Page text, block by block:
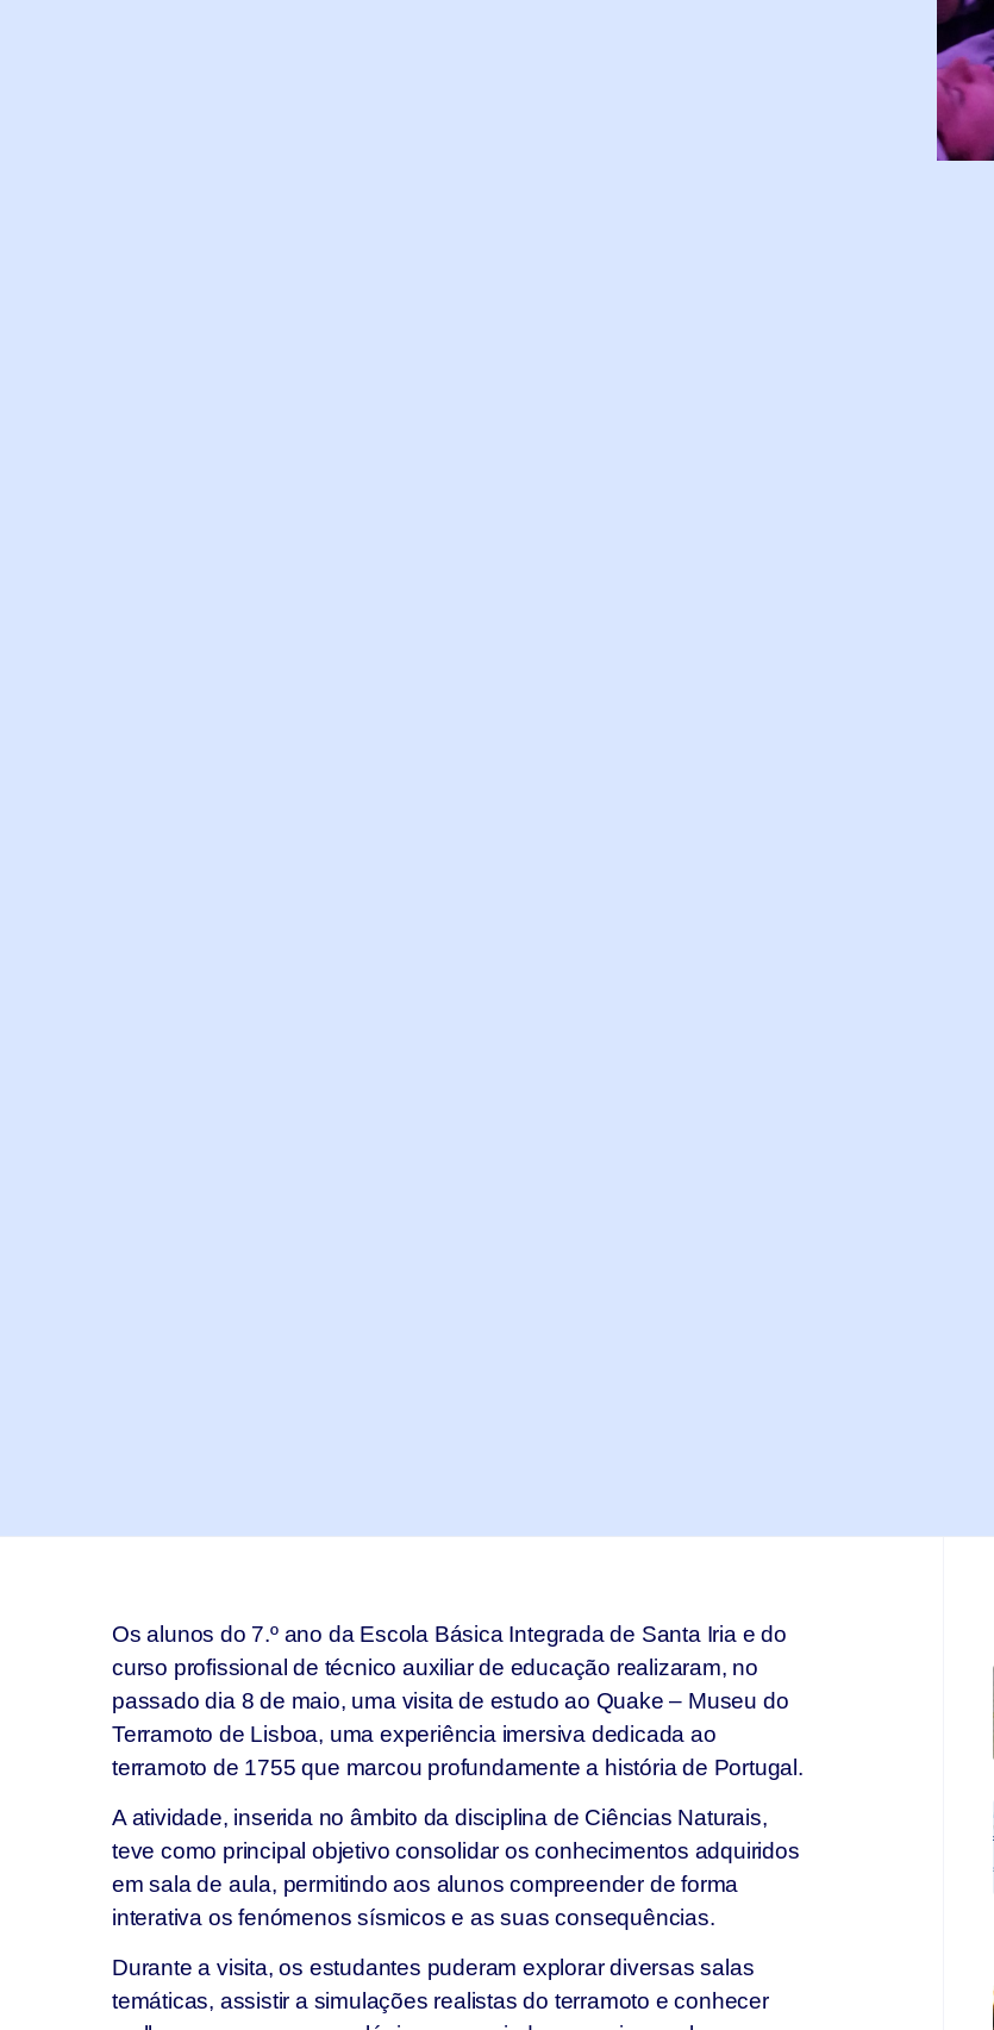
Os alunos do 7.º ano da Escola Básica Integrada de Santa Iria e do
curso profissional de técnico auxiliar de educação realizaram, no
passado dia 8 de maio, uma visita de estudo ao Quake – Museu do
Terramoto de Lisboa, uma experiência imersiva dedicada ao
terramoto de 1755 que marcou profundamente a história de Portugal.
A atividade, inserida no âmbito da disciplina de Ciências Naturais,
teve como principal objetivo consolidar os conhecimentos adquiridos
em sala de aula, permitindo aos alunos compreender de forma
interativa os fenómenos sísmicos e as suas consequências.
Durante a visita, os estudantes puderam explorar diversas salas
temáticas, assistir a simulações realistas do terramoto e conhecer